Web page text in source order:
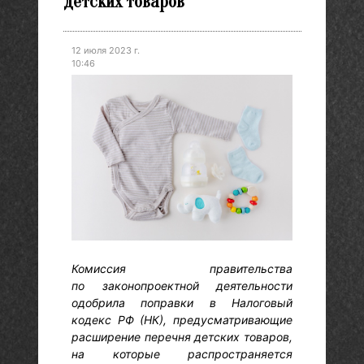
12 июля 2023 г.
10:46
Комиссия правительства
по законопроектной деятельности
одобрила поправки в Налоговый
кодекс РФ (НК), предусматривающие
расширение перечня детских товаров,
на которые распространяется